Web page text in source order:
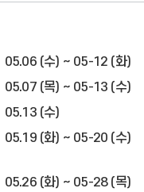
05.06 (수) ~ 05-12 (화)
05.07 (목) ~ 05-13 (수)
05.13 (수)
05.19 (화) ~ 05-20 (수)
05.26 (화) ~ 05-28 (목)